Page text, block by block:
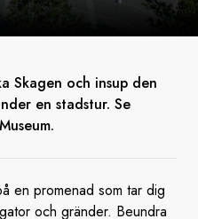
Skagen och insup den
en stadstur. Se
en promenad som tar dig
och gränder. Beundra